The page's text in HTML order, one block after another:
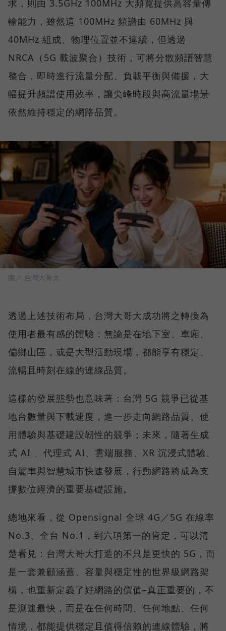
求，則由 3.5GHz 100MHz 大頻寬提供高容量傳
輸能力，雖然這 100MHz 頻譜由 60MHz 與
40MHz 組成、物理位置並不連續，但透過
NRCA（5G 載波聚合）技術，可將分散頻譜智慧
整合，即時進行流量分配、負載平衡與備援，大
幅提升頻譜使用效率，讓尖峰時段與高流量場景
依然維持穩定的網路品質。
圖／ 台灣大哥大
透過上述技術布局，台灣大哥大成功將之轉換為
使用者最有感的體驗：無論是在地下室、車廂、
偏鄉山區，或是大型活動現場，都能享有穩定、
流暢且時刻在線的連線品質。
這樣的發展態勢也意味著：台灣 5G 競爭已從基
地台數量與下載速度，進一步走向網路品質、使
用體驗與基礎建設韌性的競爭；未來，隨著生成
式 AI 、代理式 AI、雲端服務、XR 沉浸式體驗、
自駕車與智慧城市快速發展，行動網路將成為支
撐數位經濟的重要基礎設施。
總地來看，從 Opensignal 全球 4G／5G 在線率
No.3、全台 No.1，到六項第一的肯定，可以清
楚看見：台灣大哥大打造的不只是更快的 5G，而
是一套兼顧涵蓋、容量與穩定性的世界級網路架
構，也重新定義了好網路的價值–真正重要的，不
是測速最快，而是在任何時間、任何地點、任何
情境，都能提供穩定且值得信賴的連線體驗，將